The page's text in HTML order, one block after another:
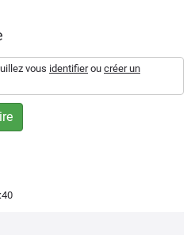
vous identifierou créer un